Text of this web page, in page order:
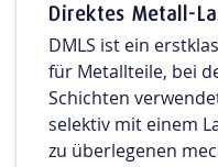
Direktes Metall-
DMLS ist ein
für Metallteile, bei
Schichten
selektiv mit einem
zu überlegenen